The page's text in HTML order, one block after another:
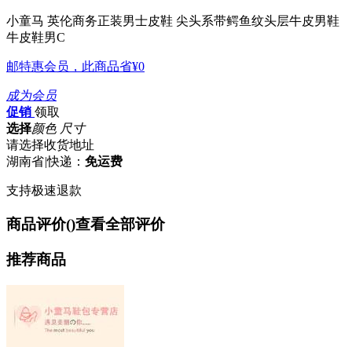
小童马 英伦商务正装男士皮鞋 尖头系带鳄鱼纹头层牛皮男鞋
牛皮鞋男C
邮特惠会员，此商品省¥0
成为会员
促销 领取
选择颜色 尺寸
请选择收货地址
湖南省|快递： 免运费
支持极速退款
商品评价()查看全部评价
推荐商品